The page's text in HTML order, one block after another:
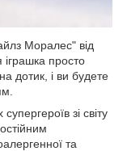
Моралес" від
іграшка просто
дотик, і ви будете
зі світу
та